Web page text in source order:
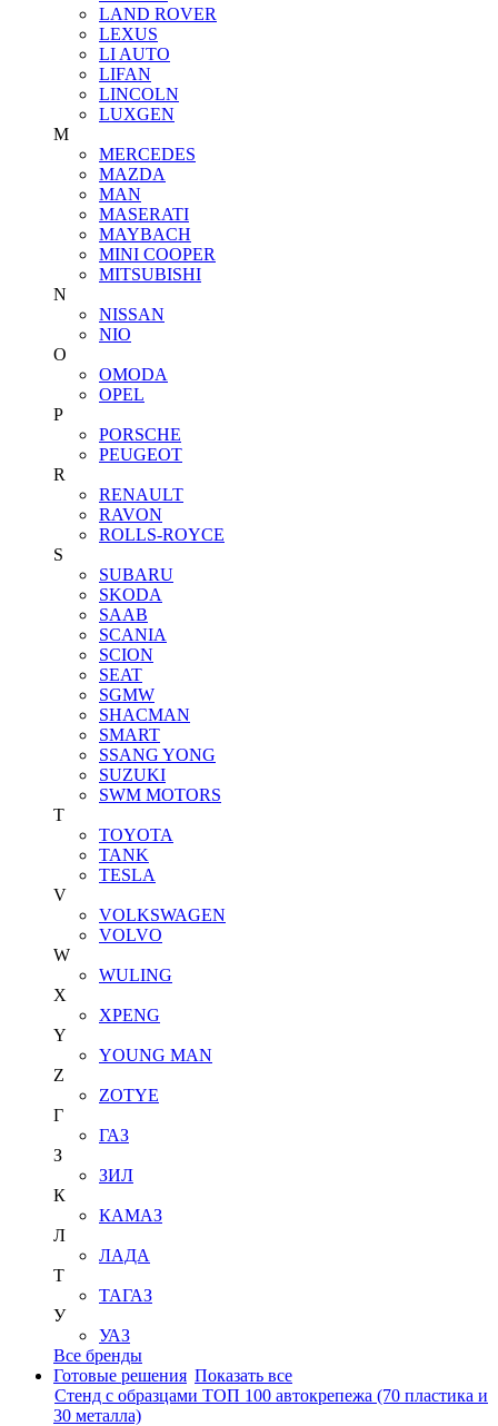
LAND ROVER
LEXUS
LI AUTO
LIFAN
LINCOLN
LUXGEN
M
MERCEDES
MAZDA
MAN
MASERATI
MAYBACH
MINI COOPER
MITSUBISHI
N
NISSAN
NIO
O
OMODA
OPEL
P
PORSCHE
PEUGEOT
R
RENAULT
RAVON
ROLLS-ROYCE
S
SUBARU
SKODA
SAAB
SCANIA
SCION
SEAT
SGMW
SHACMAN
SMART
SSANG YONG
SUZUKI
SWM MOTORS
T
TOYOTA
TANK
TESLA
V
VOLKSWAGEN
VOLVO
W
WULING
X
XPENG
Y
YOUNG MAN
Z
ZOTYE
Г
ГАЗ
З
ЗИЛ
К
КАМАЗ
Л
ЛАДА
Т
ТАГАЗ
У
УАЗ
Все бренды
Готовые решения Показать все
Стенд с образцами ТОП 100 автокрепежа (70 пластика и
30 металла)